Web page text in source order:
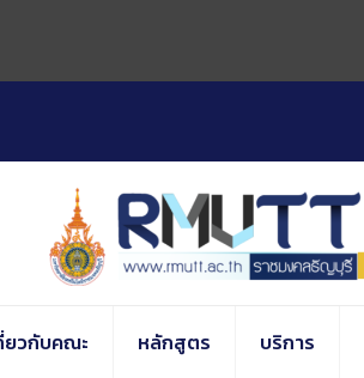
ยวกับคณะ หลักสูตร บริการ